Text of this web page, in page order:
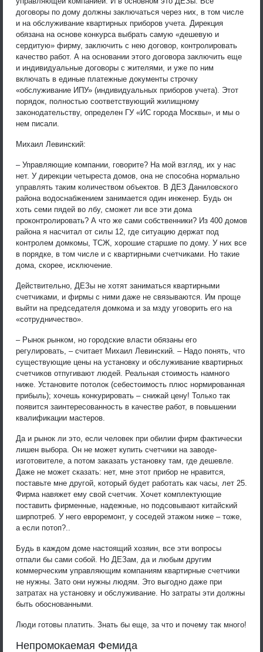
договоры по дому должны заключаться через них, в том числе
и на обслуживание квартирных приборов учета. Дирекция
обязана на основе конкурса выбрать самую «дешевую и
сердитую» фирму, заключить с нею договор, контролировать
качество работ. А на основании этого договора заключить еще
и индивидуальные договоры с жителями, и уже по ним
включать в единые платежные документы строчку
«обслуживание ИПУ» (индивидуальных приборов учета). Этот
порядок, полностью соответствующий жилищному
законодательству, определен ГУ «ИС города Москвы», и мы о
нем писали.
Михаил Левинский:
– Управляющие компании, говорите? На мой взгляд, их у нас
нет. У дирекции четыреста домов, она не способна нормально
управлять таким количеством объектов. В ДЕЗ Даниловского
района водоснабжением занимается один инженер. Будь он
хоть семи пядей во лбу, сможет ли все эти дома
проконтролировать? А что же сами собственники? Из 400 домов
района я насчитал от силы 12, где ситуацию держат под
контролем домкомы, ТСЖ, хорошие старшие по дому. У них все
в порядке, в том числе и с квартирными счетчиками. Но такие
дома, скорее, исключение.
Действительно, ДЕЗы не хотят заниматься квартирными
счетчиками, и фирмы с ними даже не связываются. Им проще
выйти на председателя домкома и за мзду уговорить его на
«сотрудничество».
– Рынок рынком, но городские власти обязаны его
регулировать, – считает Михаил Левинский. – Надо понять, что
существующие цены на установку и обслуживание квартирных
счетчиков отпугивают людей. Реальная стоимость намного
ниже. Установите потолок (себестоимость плюс нормированная
прибыль); хочешь конкурировать – снижай цену! Только так
появится заинтересованность в качестве работ, в повышении
квалификации мастеров.
Да и рынок ли это, если человек при обилии фирм фактически
лишен выбора. Он не может купить счетчики на заводе-
изготовителе, а потом заказать установку там, где дешевле.
Даже не может сказать: нет, мне этот прибор не нравится,
поставьте мне другой, который будет работать как часы, лет 25.
Фирма навяжет ему свой счетчик. Хочет комплектующие
поставить фирменные, надежные, но подсовывают китайский
ширпотреб. У него евроремонт, у соседей этажом ниже – тоже,
а если потоп?..
Будь в каждом доме настоящий хозяин, все эти вопросы
отпали бы сами собой. Но ДЕЗам, да и любым другим
коммерческим управляющим компаниям квартирные счетчики
не нужны. Зато они нужны людям. Это выгодно даже при
затратах на установку и обслуживание. Но затраты эти должны
быть обоснованными.
Люди готовы платить. Знать бы еще, за что и почему так много!
Непромокаемая Фемида